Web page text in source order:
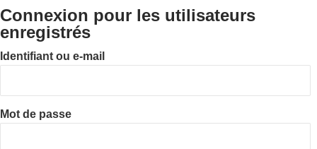
R
D'I
SS
Connexion pour les utilisateurs
enregistrés
Identifiant ou e-mail
Mot de passe